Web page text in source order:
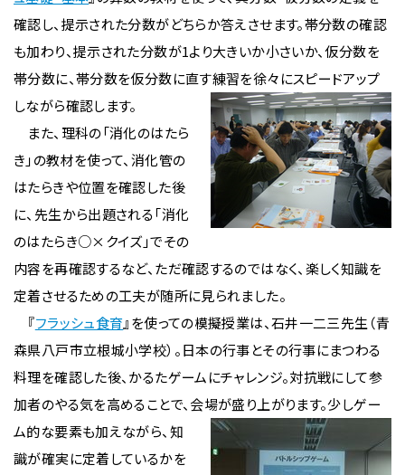
確認し、提示された分数がどちらか答えさせます。帯分数の確認
も加わり、提示された分数が1より大きいか小さいか、仮分数を
帯分数に、帯分数を仮分数に直す練習を徐々にスピードアップ
しながら確認します。
また、理科の「消化のはたら
き」の教材を使って、消化管の
はたらきや位置を確認した後
に、先生から出題される「消化
のはたらき○×クイズ」でその
内容を再確認するなど、ただ確認するのではなく、楽しく知識を
定着させるための工夫が随所に見られました。
『フラッシュ食育』を使っての模擬授業は、石井一二三先生（青
森県八戸市立根城小学校）。日本の行事とその行事にまつわる
料理を確認した後、かるたゲームにチャレンジ。対抗戦にして参
加者のやる気を高めることで、会場が盛り上がります。少しゲー
ム的な要素も加えながら、知
識が確実に定着しているかを